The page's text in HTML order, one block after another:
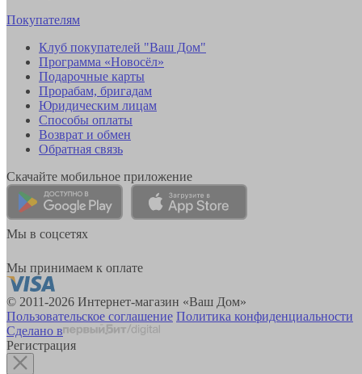
Покупателям
Клуб покупателей "Ваш Дом"
Программа «Новосёл»
Подарочные карты
Прорабам, бригадам
Юридическим лицам
Способы оплаты
Возврат и обмен
Обратная связь
Скачайте мобильное приложение
Мы в соцсетях
Мы принимаем к оплате
© 2011-2026 Интернет-магазин «Ваш Дом»
Пользовательское соглашение Политика конфиденциальности
Сделано в
Регистрация